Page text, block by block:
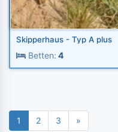
Skipperhaus - Typ A plus
Betten: 4
1 2 3 »